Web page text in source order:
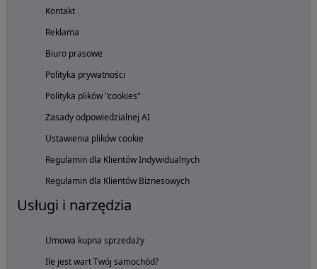
Kontakt
Reklama
Biuro prasowe
Polityka prywatności
Polityka plików "cookies"
Zasady odpowiedzialnej AI
Ustawienia plików cookie
Regulamin dla Klientów Indywidualnych
Regulamin dla Klientów Biznesowych
Usługi i narzędzia
Umowa kupna sprzedaży
Ile jest wart Twój samochód?